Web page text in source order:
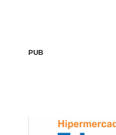
PUB